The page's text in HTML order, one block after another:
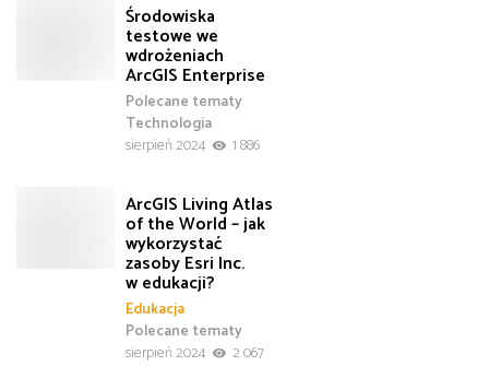
Środowiska
testowe we
wdrożeniach
ArcGIS Enterprise
Polecane tematy
Technologia
sierpień 2024
1 886
ArcGIS Living Atlas
of the World – jak
wykorzystać
zasoby Esri Inc.
w edukacji?
Edukacja
Polecane tematy
sierpień 2024
2 067